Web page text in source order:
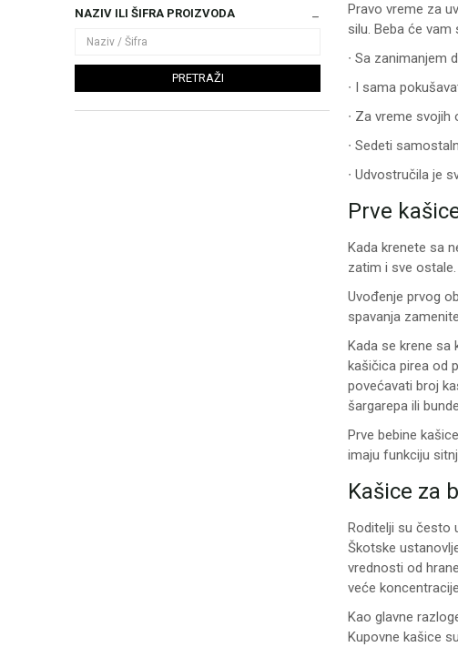
NAZIV ILI ŠIFRA PROIZVODA
PRETRAŽI
Pravo vreme za
silu. Beba će
∙ Sa zanimanjem
∙ I sama
∙ Za vreme svojih
∙ Sedeti
∙ Udvostručila je
Prve
Kada krenete sa
zatim i sve
Uvođenje prvog
spavanja
Kada se krene sa
kašičica pirea od
povećavati broj
šargarepa ili
Prve bebine
imaju funkciju
Kašice za
Roditelji su često
Škotske
vrednosti od
veće
Kao glavne
Kupovne kašice